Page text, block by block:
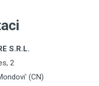
S.R.L.
2
(CN)